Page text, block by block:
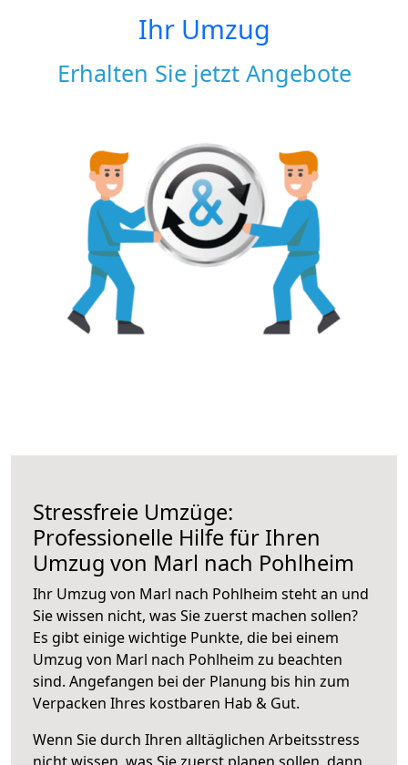
Ihr Umzug
Erhalten Sie jetzt Angebote
Stressfreie Umzüge:
Professionelle Hilfe für Ihren
Umzug von Marl nach Pohlheim
Ihr Umzug von Marl nach Pohlheim steht an und
Sie wissen nicht, was Sie zuerst machen sollen?
Es gibt einige wichtige Punkte, die bei einem
Umzug von Marl nach Pohlheim zu beachten
sind. Angefangen bei der Planung bis hin zum
Verpacken Ihres kostbaren Hab & Gut.
Wenn Sie durch Ihren alltäglichen Arbeitsstress